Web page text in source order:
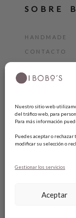
Nuestro sitio web
del tráfico web, para
Para más información
Puedes aceptar o
modificar su selección o
Gestionar los servicios
Aceptar
SOBRE
HANDMADE
CONTACTO
TARJETA